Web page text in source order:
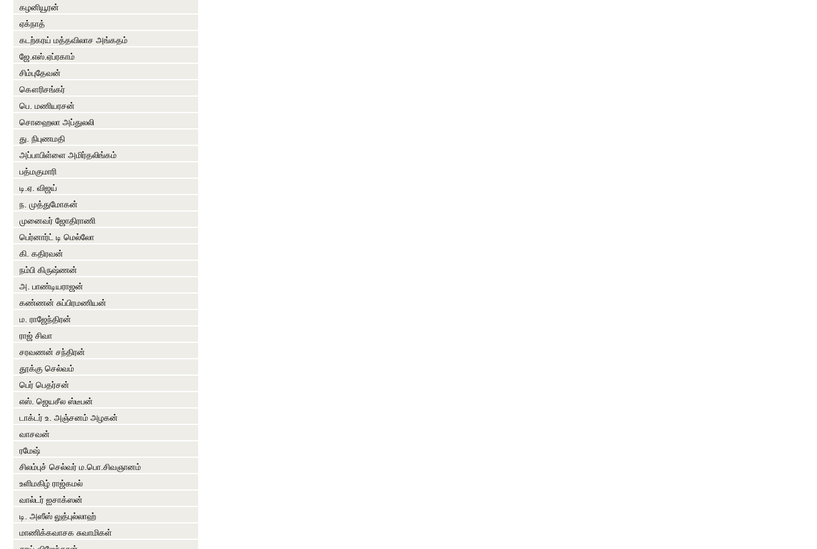
கழனியூரன்
ஏக்நாத்
கடற்கரய் மத்தவிலாச அங்கதம்
ஜே.எஸ்.ஏப்ரகாம்
சிம்புதேவன்
கௌரிசங்கர்
பெ. மணியரசன்
சொஹைலா அப்துலலி
து. நிபுணமதி
அப்பாபிள்ளை அமிர்தலிங்கம்
பத்மகுமாரி
டி.ஏ. விஜய்
ந. முத்துமோகன்
முனைவர் ஜோதிராணி
பெர்னார்ட் டி மெல்லோ
கி. கதிரவன்
நம்பி கிருஷ்ணன்
அ. பாண்டியராஜன்
கண்ணன் சுப்பிரமணியன்
ம. ராஜேந்திரன்
ராஜ் சிவா
சரவணன் சந்திரன்
தூக்கு செல்வம்
பெர் பெதர்சன்
எஸ். ஜெயசீல ஸ்டீபன்
டாக்டர் உ. அஞ்சனம் அழகன்
வாசவன்
ரமேஷ்
சிலம்புச் செல்வர் ம.பொ.சிவஞானம்
உளிமகிழ் ராஜ்கமல்
வால்டர் ஐசாக்ஸன்
டி. அஸீஸ் லுத்புல்லாஹ்
மாணிக்கவாசக சுவாமிகள்